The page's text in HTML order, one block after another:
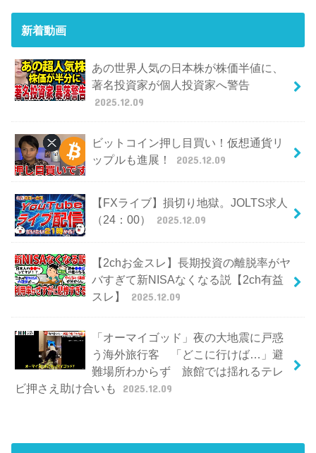
新着動画
あの世界人気の日本株が株価半値に、
著名投資家が個人投資家へ警告
2025.12.09
ビットコイン押し目買い！仮想通貨リ
ップルも進展！
2025.12.09
【FXライブ】損切り地獄。JOLTS求人
（24：00）
2025.12.09
【2chお金スレ】長期投資の離脱率がヤ
バすぎて新NISAなくなる説【2ch有益
スレ】
2025.12.09
「オーマイゴッド」夜の大地震に戸惑
う海外旅行客 「どこに行けば…」避
難場所わからず 旅館では揺れるテレ
ビ押さえ助け合いも
2025.12.09